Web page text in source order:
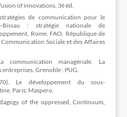
of innovations, 3è éd.
de communication pour le
Bissau : stratégie nationale de
Rome, FAO, République de
Sociale et des Affaires
communication managériale. La
Grenoble : PUG.
Le développement du sous-
Paris: Maspero.
of the oppressed, Continuum,